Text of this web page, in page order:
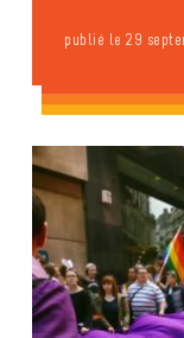
publié le 29